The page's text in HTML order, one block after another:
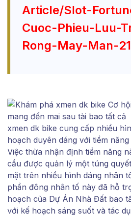
Article/slot-
Cuoc-Phieu-Luu-
Rong-May-Man-
xmen dk bike cung cấp nhiều
hoạch duyên dáng với tiềm
Việc thừa nhận định tiềm năng
cầu được quản lý một túng
mặt trên nhiều hình dáng nhân
phần đông nhân tố này đã hỗ
hoạch của Dự Án Nhà Đất bao
với kế hoạch sáng suốt và tác